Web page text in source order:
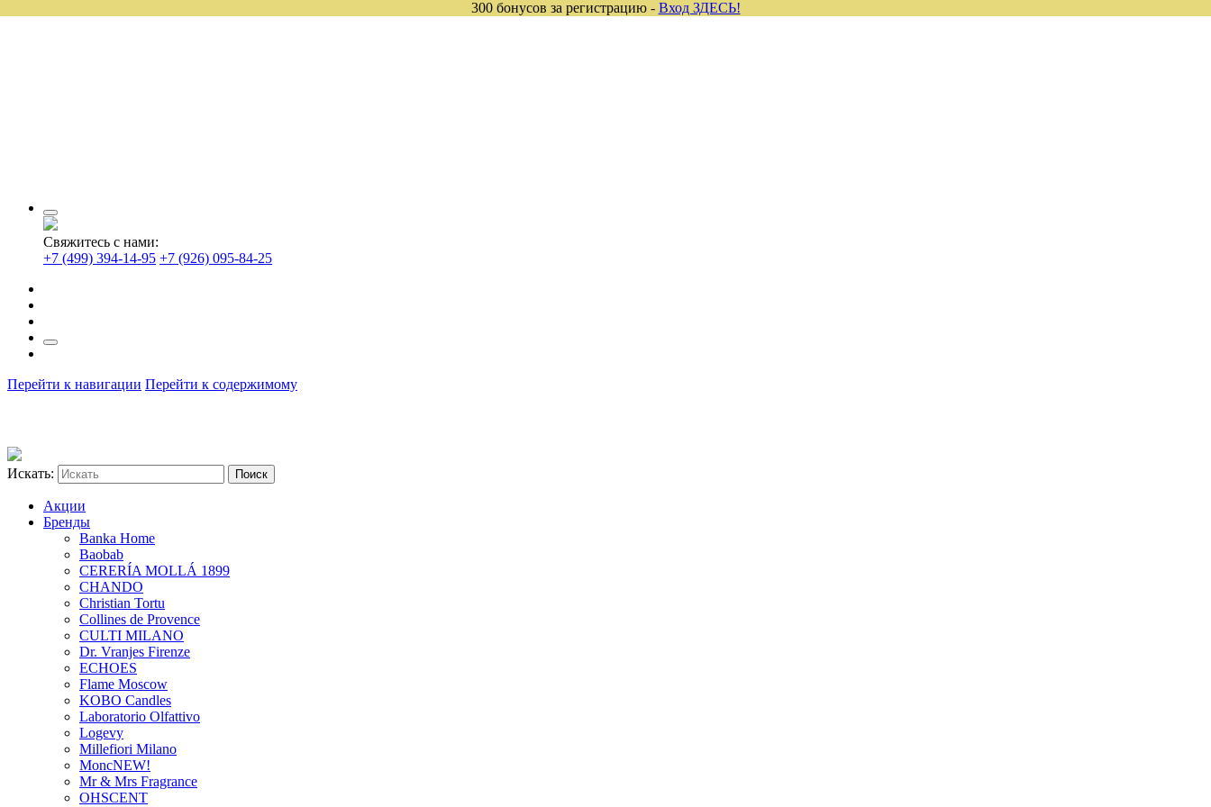
Свяжитесь с нами:
+7 (499) 394-14-95 +7 (926) 095-84-25
Перейти к навигации Перейти к содержимому
Искать:
Акции
Бренды
Banka Home
Baobab
CERERÍA MOLLÁ 1899
CHANDO
Christian Tortu
Collines de Provence
CULTI MILANO
Dr. Vranjes Firenze
ECHOES
Flame Moscow
KOBO Candles
Laboratorio Olfattivo
Logevy
Millefiori Milano
MoncNEW!
Mr & Mrs Fragrance
OHSCENT
300 бонусов за регистрацию - Вход ЗДЕСЬ!